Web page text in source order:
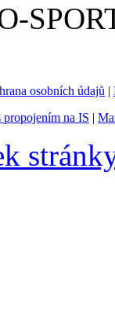
osobních údajů |
na IS |